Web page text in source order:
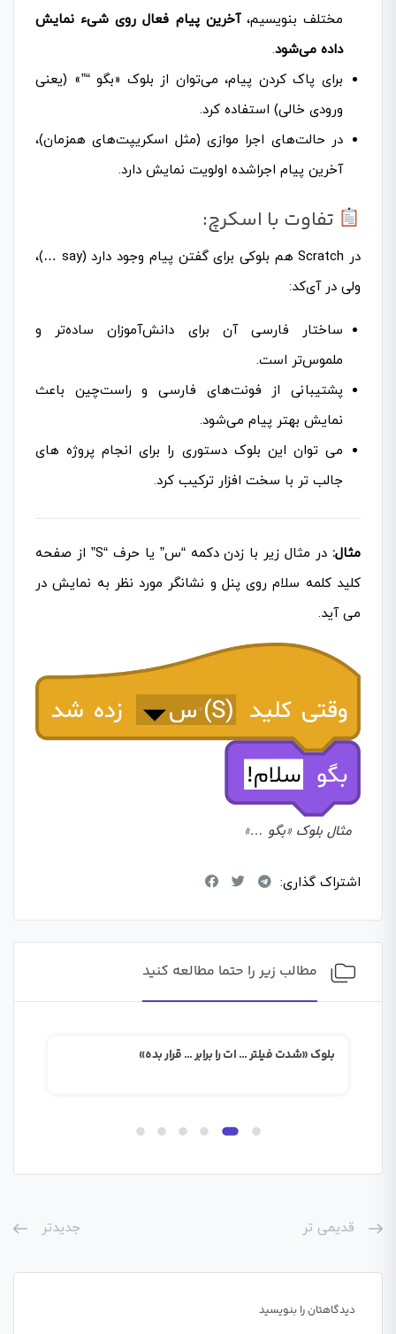
مختلف بنویسیم،آخرین پیام فعال روی شیء نمایش
داده می‌شود.
برای پاک کردن پیام، می‌توان از بلوک «بگو “”» (یعنی
ورودی خالی) استفاده کرد.
در حالت‌های اجرا موازی (مثل اسکریپت‌های همزمان)،
آخرین پیام اجراشده اولویت نمایش دارد.
تفاوت با اسکرچ:
در Scratch هم بلوکی برای گفتن پیام وجود دارد (say …)،
ولی در آی‌کد:
ساختار فارسی آن برای دانش‌آموزان ساده‌تر و
ملموس‌تر است.
پشتیبانی از فونت‌های فارسی و راست‌چین باعث
نمایش بهتر پیام می‌شود.
می توان این بلوک دستوری را برای انجام پروژه های
جالب تر با سخت افزار ترکیب کرد.
مثال:
در مثال زیر با زدن دکمه “س” یا حرف “S” از صفحه
کلید کلمه سلام روی پنل و نشانگر مورد نظر به نمایش در
می آید.
مثال بلوک «بگو …»
اشتراک گذاری:
مطالب زیر را حتما مطالعه کنید
بلوک «شدت فیلتر … ات را برابر … قرار بده»
قدیمی تر جدیدتر
دیدگاهتان را بنویسید